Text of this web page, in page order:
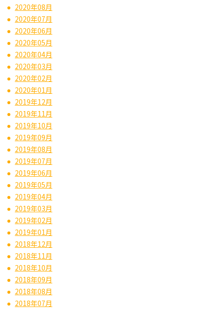
2020年08月
2020年07月
2020年06月
2020年05月
2020年04月
2020年03月
2020年02月
2020年01月
2019年12月
2019年11月
2019年10月
2019年09月
2019年08月
2019年07月
2019年06月
2019年05月
2019年04月
2019年03月
2019年02月
2019年01月
2018年12月
2018年11月
2018年10月
2018年09月
2018年08月
2018年07月